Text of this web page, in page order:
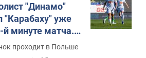
"Динамо"
"Карабаху" уже
й минуте матча.
проходит в Польше